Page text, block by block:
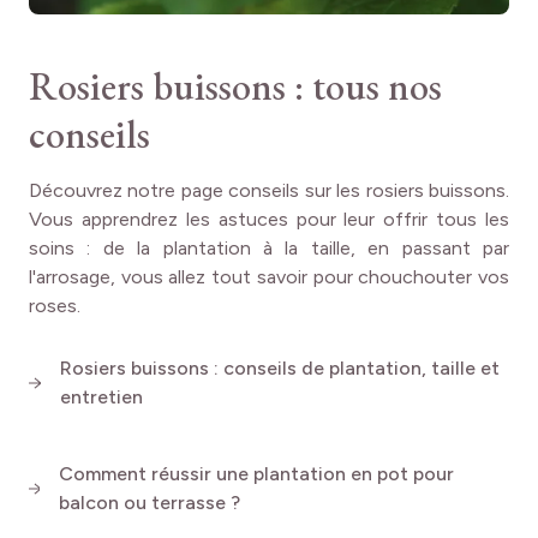
d’ÉLÉGANCE® Française
La période optimale pour planter votre ÉLÉGANCE®
Française s'étend de décembre à mars. Cette plantation
hivernale permet au rosier de bien s'enraciner avant le
optimal, prévoyez un espacement de 40 à 50 cm entre
chaque plant.
L'ÉLÉGANCE® Française s'épanouit pleinement dans un
organique. Si votre sol est lourd ou argileux, n'hésitez pas
à l'amender avec du compost ou du terreau de plantation
Ce rosier compact se prêteparfaitement à la culture en
. Choisissez un contenant d'au moins 40 cm de
Rosiers buissons : tous nos
conseils
Découvrez notre page conseils sur les rosiers buissons.
Vous apprendrez les astuces pour leur offrir tous les
soins : de la plantation à la taille, en passant par
l'arrosage, vous allez tout savoir pour chouchouter vos
roses.
Rosiers buissons : conseils de plantation, taille et
entretien
Comment réussir une plantation en pot pour
balcon ou terrasse ?